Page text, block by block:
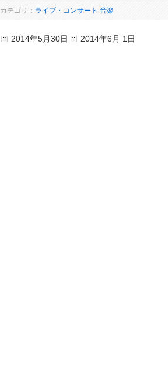
カテゴリ： ライブ・コンサート 音楽
2014年5月30日 2014年6月 1日